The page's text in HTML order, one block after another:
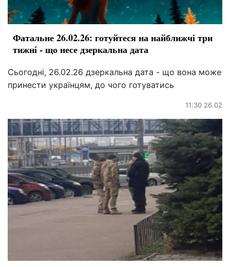
Фатальне 26.02.26: готуйтеся на найближчі три
тижні - що несе дзеркальна дата
Сьогодні, 26.02.26 дзеркальна дата - що вона може
принести українцям, до чого готуватись
11:30 26.02